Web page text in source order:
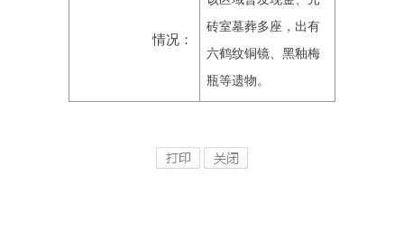
情况：
砖室墓葬多座，出有
六鹤纹铜镜、黑釉梅
瓶等遗物。